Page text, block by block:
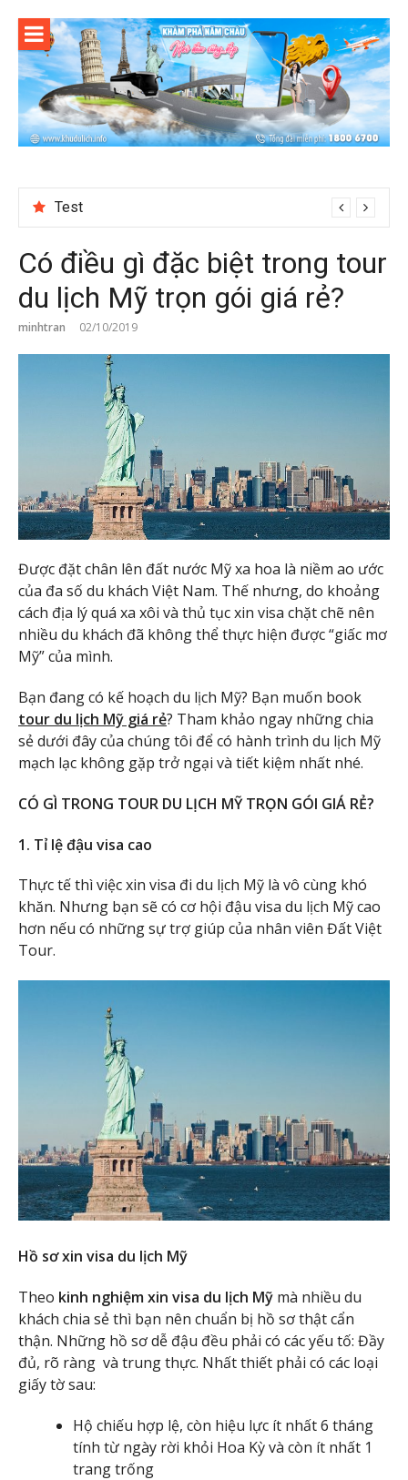
content
Test
Có điều gì đặc biệt trong tour
du lịch Mỹ trọn gói giá rẻ?
minhtran 02/10/2019
Được đặt chân lên đất nước Mỹ xa hoa là niềm ao ước
của đa số du khách Việt Nam. Thế nhưng, do khoảng
cách địa lý quá xa xôi và thủ tục xin visa chặt chẽ nên
nhiều du khách đã không thể thực hiện được “giấc mơ
Mỹ” của mình.
Bạn đang có kế hoạch du lịch Mỹ? Bạn muốn book
tour du lịch Mỹ giá rẻ? Tham khảo ngay những chia
sẻ dưới đây của chúng tôi để có hành trình du lịch Mỹ
mạch lạc không gặp trở ngại và tiết kiệm nhất nhé.
CÓ GÌ TRONG TOUR DU LỊCH MỸ TRỌN GÓI GIÁ RẺ?
1. Tỉ lệ đậu visa cao
Thực tế thì việc xin visa đi du lịch Mỹ là vô cùng khó
khăn. Nhưng bạn sẽ có cơ hội đậu visa du lịch Mỹ cao
hơn nếu có những sự trợ giúp của nhân viên Đất Việt
Tour.
Hồ sơ xin visa du lịch Mỹ
Theo kinh nghiệm xin visa du lịch Mỹ mà nhiều du
khách chia sẻ thì bạn nên chuẩn bị hồ sơ thật cẩn
thận. Những hồ sơ dễ đậu đều phải có các yếu tố: Đầy
đủ, rõ ràng và trung thực. Nhất thiết phải có các loại
giấy tờ sau:
Hộ chiếu hợp lệ, còn hiệu lực ít nhất 6 tháng
tính từ ngày rời khỏi Hoa Kỳ và còn ít nhất 1
trang trống